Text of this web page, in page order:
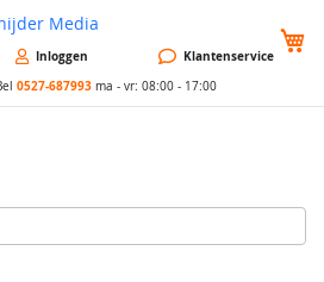
Inloggen Klantenservice
0527-687993 ma - vr: 08:00 - 17:00